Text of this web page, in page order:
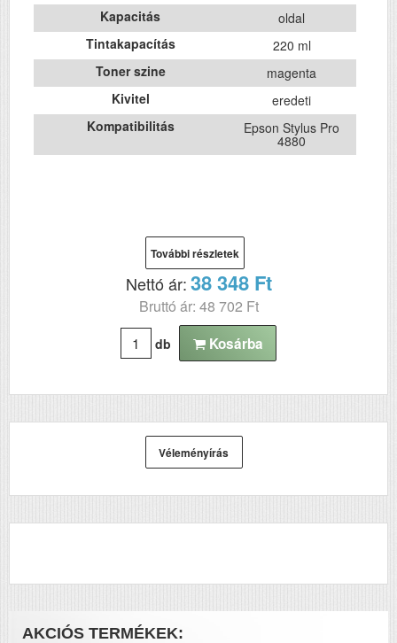
Kapacitás
oldal
Tintakapacítás
220 ml
Toner szine
magenta
Kivitel
eredeti
Kompatibilitás
Epson Stylus Pro
4880
További részletek
Nettó ár:38 348 Ft
Bruttó ár: 48 702 Ft
db Kosárba
Véleményírás
AKCIÓS TERMÉKEK: